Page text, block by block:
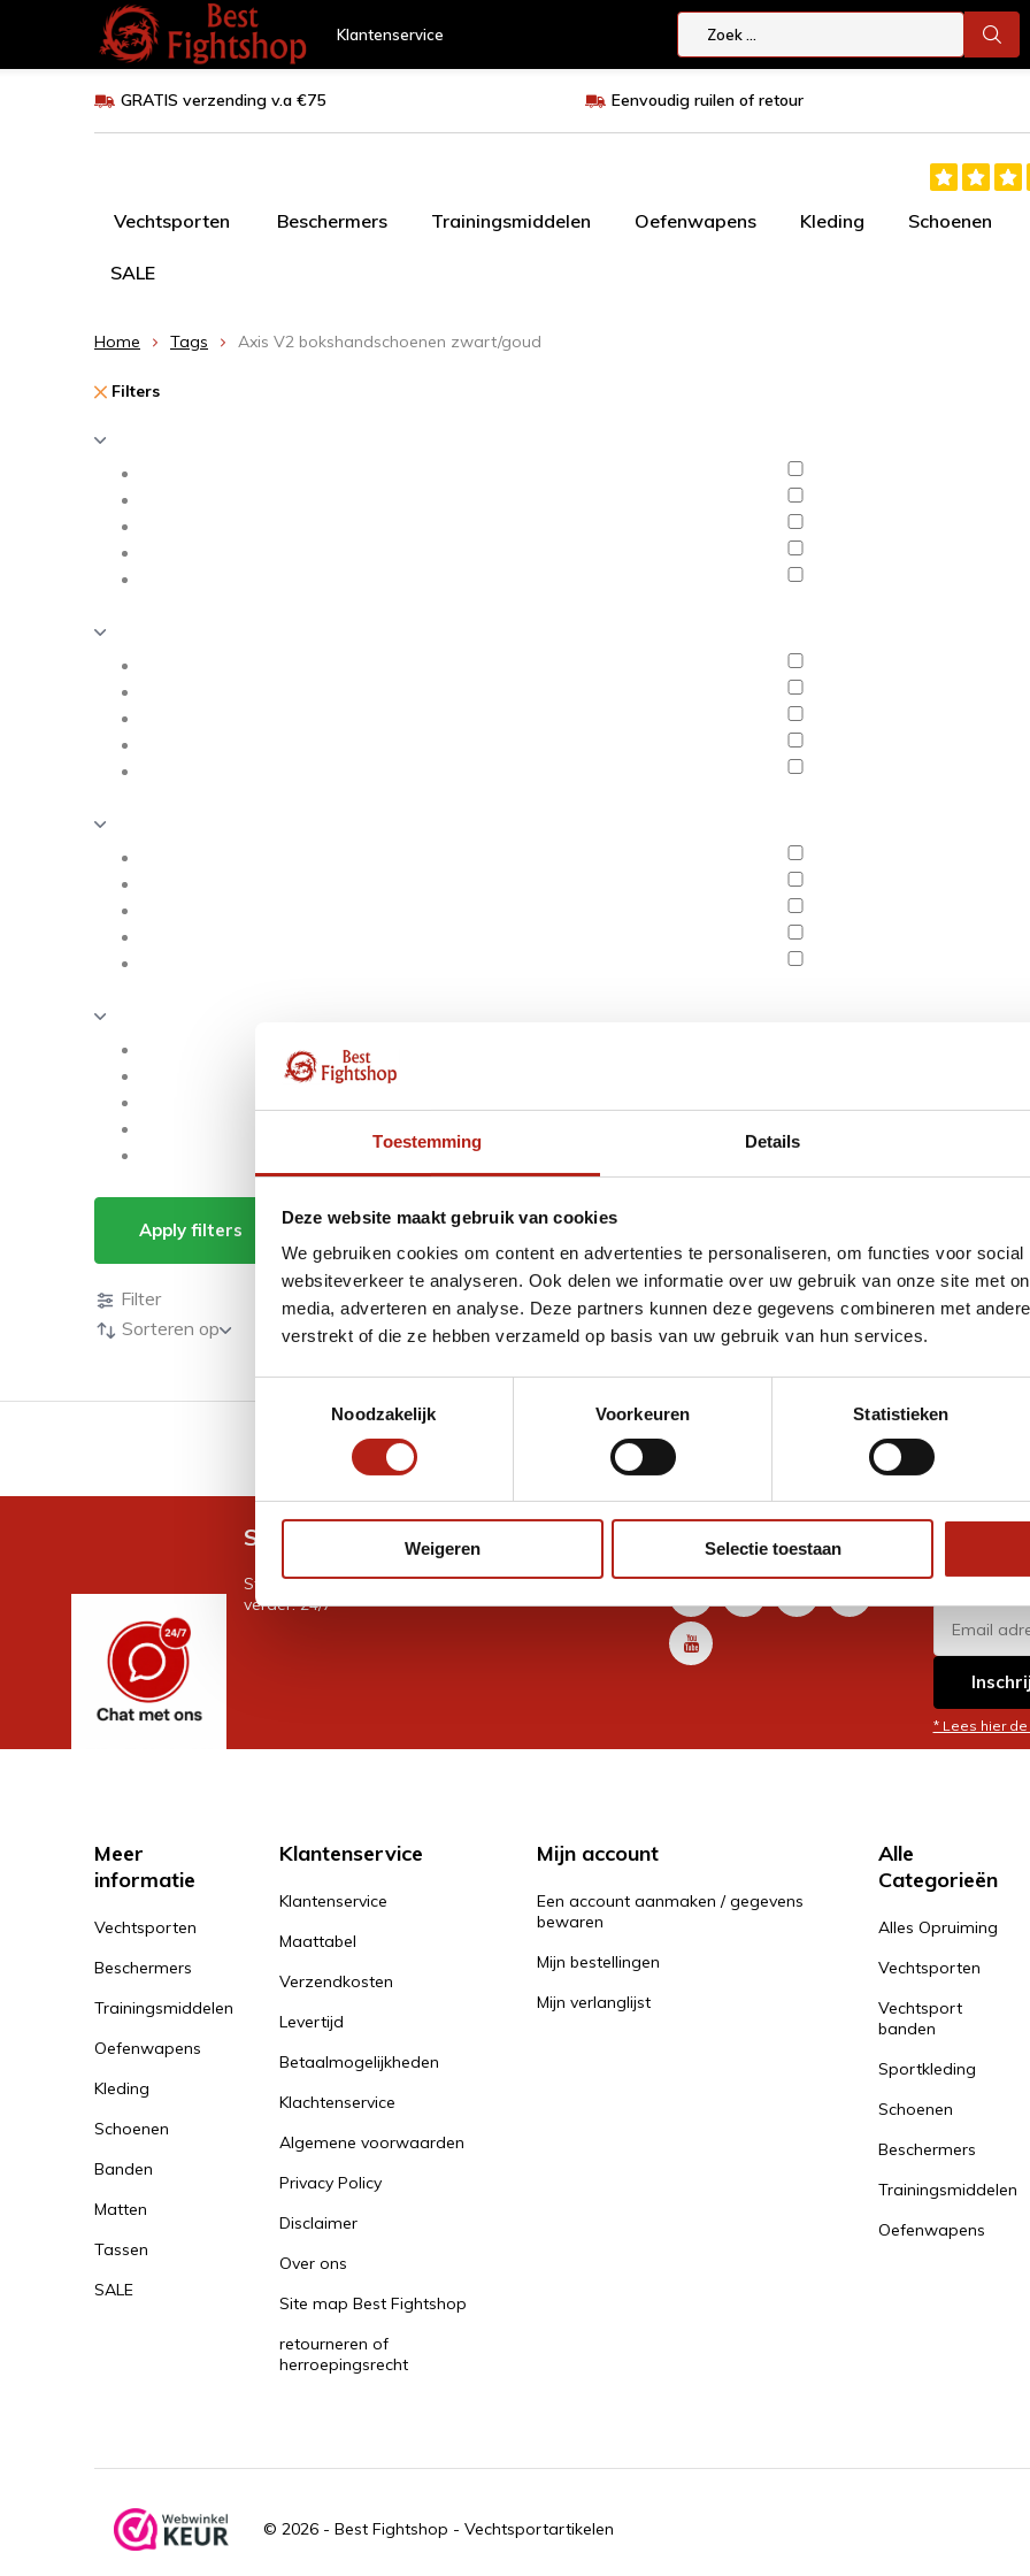
Toestemming Details
Deze website maakt gebruik van cookies
We gebruiken cookies om content en advertenties te personaliseren, om functies voor
websiteverkeer te analyseren. Ook delen we informatie over uw gebruik van onze site met
media, adverteren en analyse. Deze partners kunnen deze gegevens combineren met
verstrekt of die ze hebben verzameld op basis van uw gebruik van hun services.
Noodzakelijk
Voorkeuren Statistieken
Weigeren Selectie toestaan
Klantenservice
GRATIS verzending v.a €75 Eenvoudig ruilen of retour
Vechtsporten Beschermers Trainingsmiddelen Oefenwapens Kleding Schoenen
SALE
Home Tags Axis V2 bokshandschoenen zwart/goud
Filters
Apply filters Producten getagd met Axis V2 bokshandschoenen zwart/goud
Producten
Filter
Sorteren op
GRATIS verzending v.a €75 Eenvoudig ruilen of retour
Snel antwoord op je vraag?
Stel je vraag in de chat, en we helpen je graag
verder. 24/7
Volg ons
* Lees hier
Meer
informatie
Vechtsporten
Beschermers
Trainingsmiddelen
Oefenwapens
Kleding
Schoenen
Banden
Matten
Tassen
SALE
Klantenservice
Klantenservice
Maattabel
Verzendkosten
Levertijd
Betaalmogelijkheden
Klachtenservice
Algemene voorwaarden
Privacy Policy
Disclaimer
Over ons
Site map Best Fightshop
retourneren of
herroepingsrecht
Mijn account
Een account aanmaken / gegevens
bewaren
Mijn bestellingen
Mijn verlanglijst
Alle
Categorieën
Alles Opruiming
Vechtsporten
Vechtsport
banden
Sportkleding
Schoenen
Beschermers
Trainingsmiddelen
Oefenwapens
© 2026 - Best Fightshop - Vechtsportartikelen